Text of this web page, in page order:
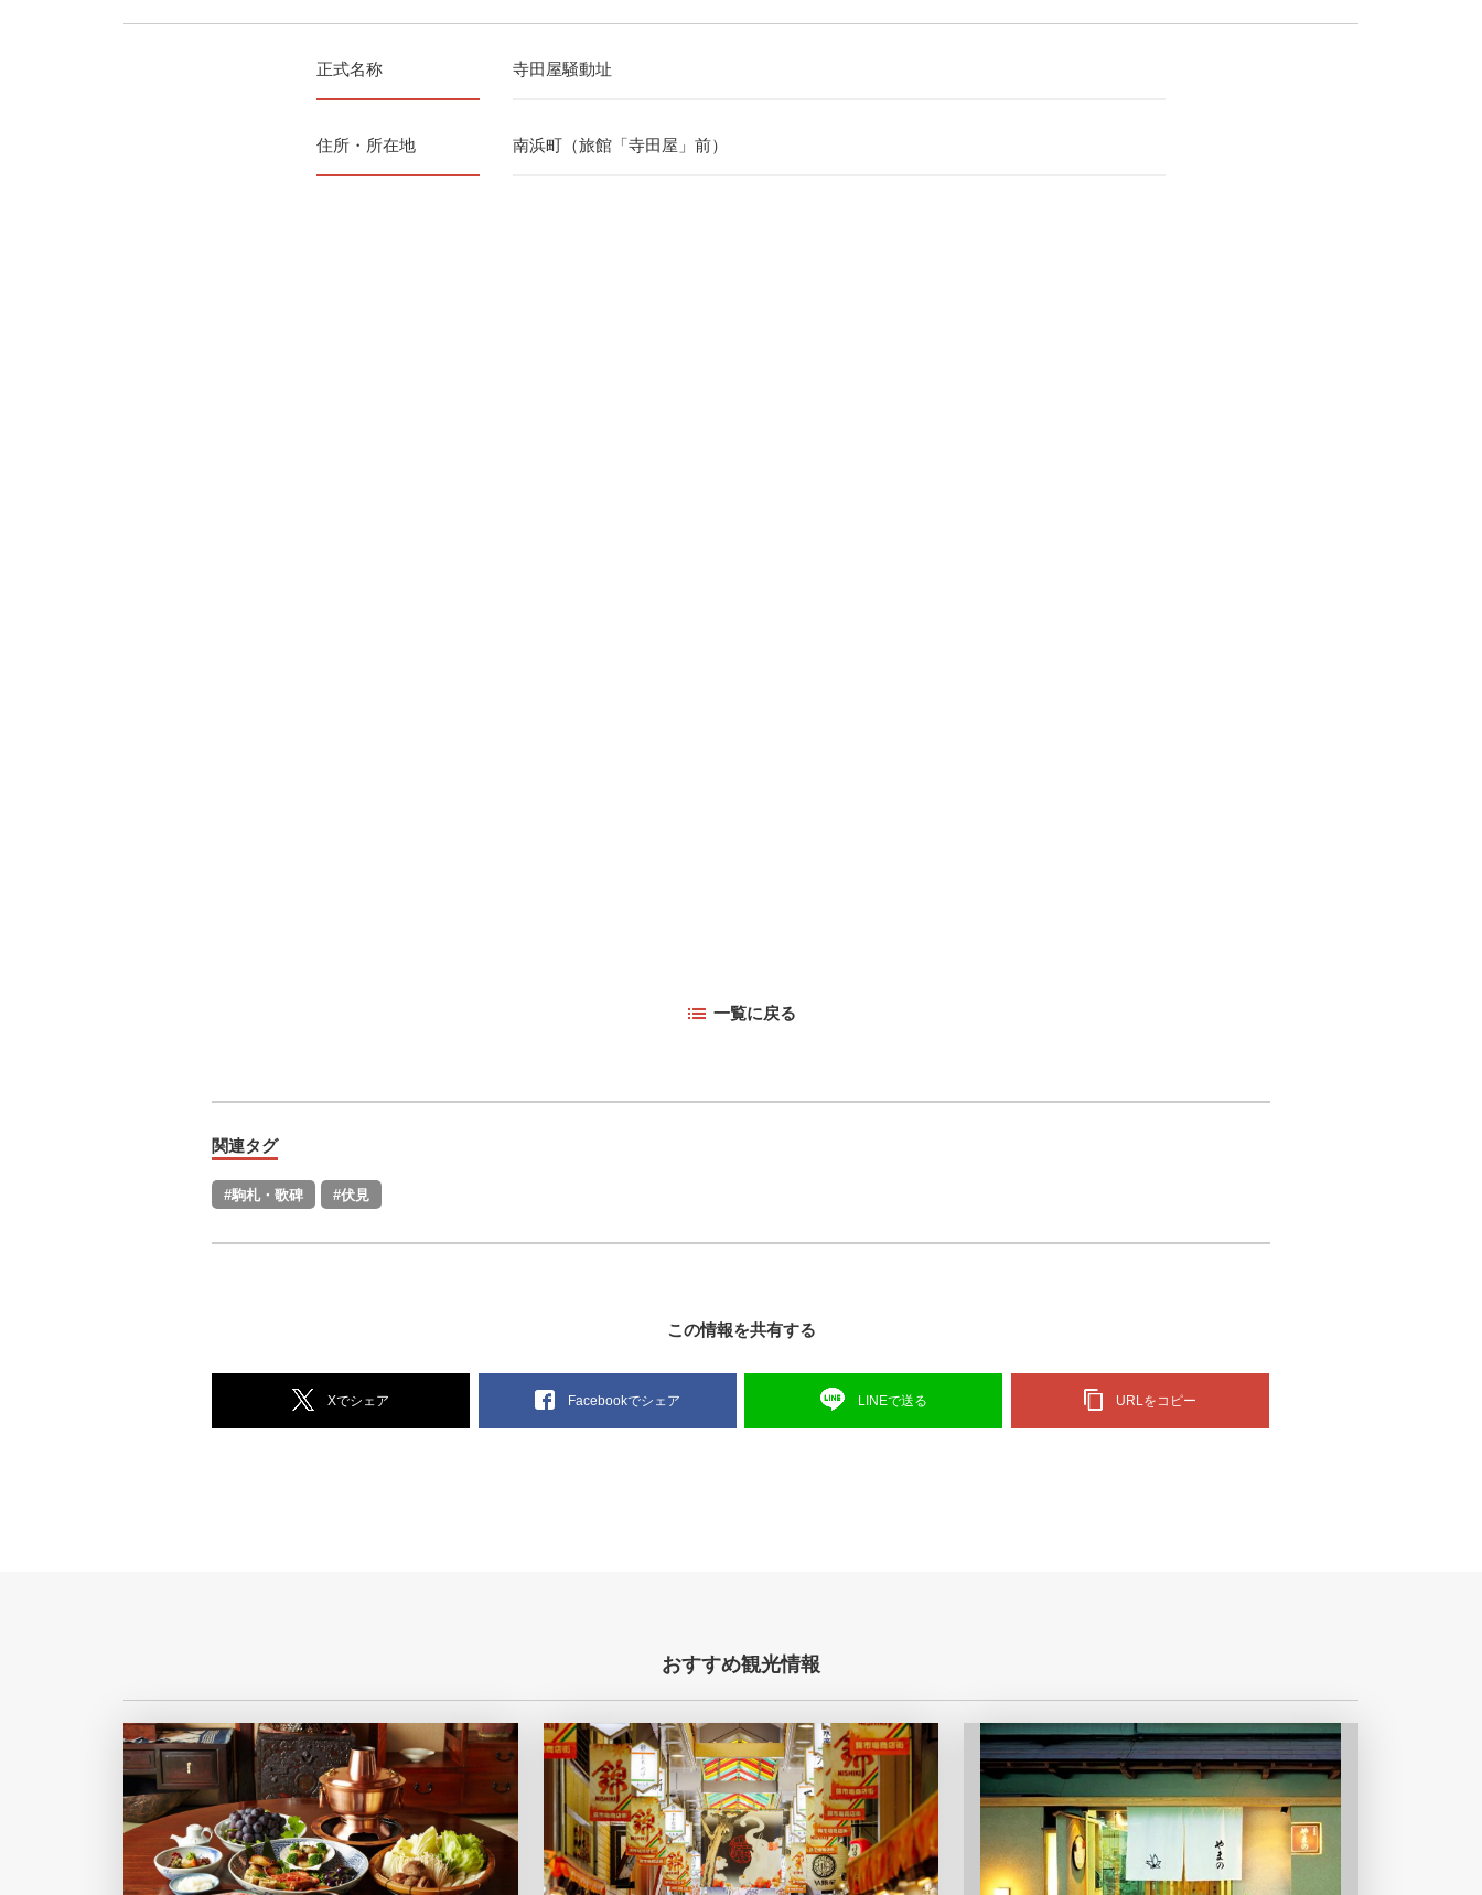
正式名称 寺田屋騒動址
住所・所在地 南浜町（旅館「寺田屋」前）
一覧に戻る
関連タグ
#駒札・歌碑 #伏見
この情報を共有する
Xでシェア Facebookでシェア LINEで送る URLをコピー
おすすめ観光情報